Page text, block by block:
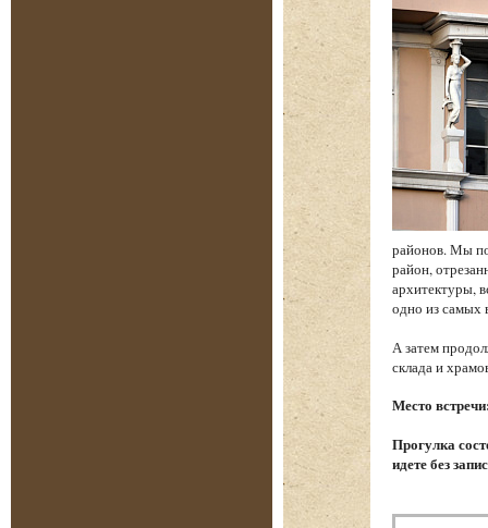
районов. Мы
район,
архитектуры,
одно из самых
А затем
склада и
Место
Прогулка
идете без